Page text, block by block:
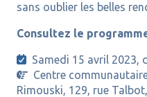
sans oublier les belles
Consultez le
 Samedi 15 avril 2023,
Centre
Rimouski, 129, rue